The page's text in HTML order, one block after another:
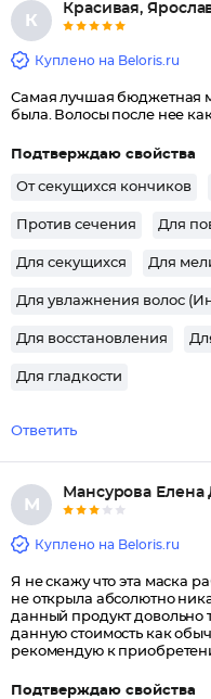
К
Красивая,
Куплено на Beloris.ru
Самая лучшая бюджетная
была. Волосы после нее
Подтверждаю свойства
От секущихся кончиков
Против сечения Для
Для секущихся Для
Для увлажнения волос
Для восстановления
Для гладкости
Ответить
М
Куплено на Beloris.ru
Я не скажу что эта маска
не открыла абсолютно
данный продукт довольно
данную стоимость как
рекомендую к
Подтверждаю свойства